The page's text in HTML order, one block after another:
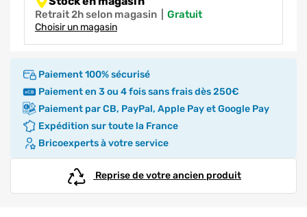
Retrait 2h selon magasin gratuit
Choisir un magasin
Paiement 100% sécurisé
Paiement en 3 ou 4 fois sans frais dès 250€
Paiement par CB, PayPal, Apple Pay et Google Pay
Expédition sur toute la France
Bricoexperts à votre service
Reprise de votre ancien produit